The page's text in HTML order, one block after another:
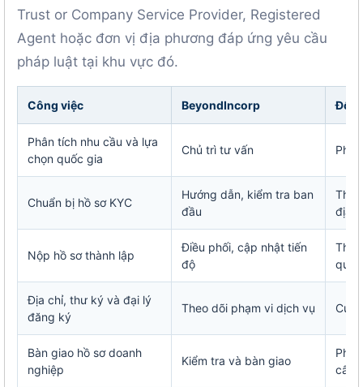
Trust or Company Service Provider, Registered
Agent hoặc đơn vị địa phương đáp ứng yêu cầu
pháp luật tại khu vực đó.
Công việc BeyondIncorp Đối
Phân tích nhu cầu và lựa
chọn quốc gia
Chủ trì tư vấn Phối
Chuẩn bị hồ sơ KYC
Hướng dẫn, kiểm tra ban
đầu
địa
Nộp hồ sơ thành lập
Điều phối, cập nhật tiến
độ
Địa chỉ, thư ký và đại lý
đăng ký
Theo dõi phạm vi dịch vụ
Bàn giao hồ sơ doanh
nghiệp
Kiểm tra và bàn giao
cấp